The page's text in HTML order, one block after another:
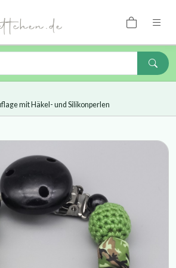
mit Häkel- und Silikonperlen